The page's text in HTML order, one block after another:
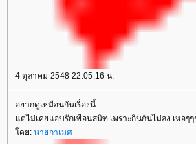
4 ตุลาคม 2548 22:05:16 น.
อยากดูเหมือนกันเรื่องนี้
ต่ไม่เคยแอบรักเพื่อนสนิท เพราะกินกันไม่ลง เหอๆ
ดย: นายกาเมศ